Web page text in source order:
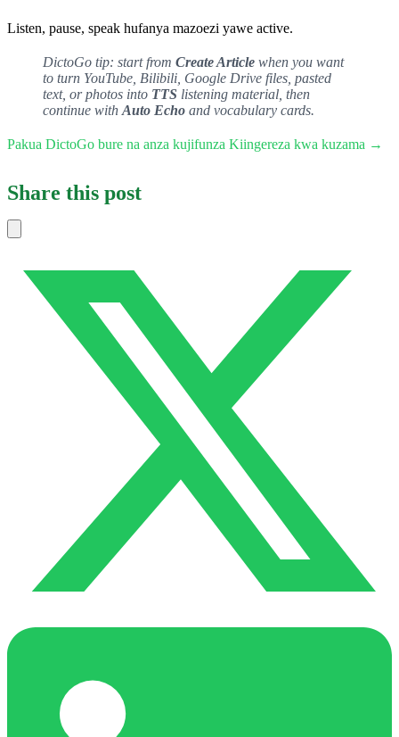
Listen, pause, speak hufanya mazoezi yawe active.
DictoGo tip: start from Create Article when you want
to turn YouTube, Bilibili, Google Drive files, pasted
text, or photos into TTS listening material, then
continue with Auto Echo and vocabulary cards.
Pakua DictoGo bure na anza kujifunza Kiingereza kwa kuzama →
Share this post